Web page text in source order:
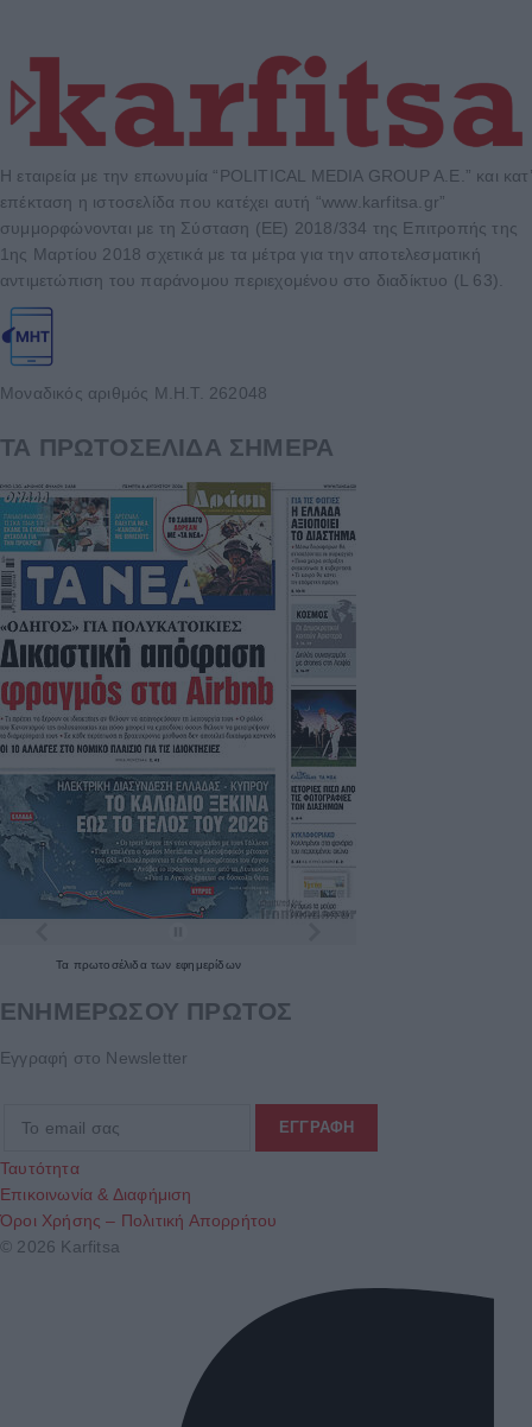
Η εταιρεία με την επωνυμία “POLITICAL MEDIA GROUP A.E.” και κατ’
επέκταση η ιστοσελίδα που κατέχει αυτή “www.karfitsa.gr”
συμμορφώνονται με τη Σύσταση (ΕΕ) 2018/334 της Επιτροπής της
1ης Μαρτίου 2018 σχετικά με τα μέτρα για την αποτελεσματική
αντιμετώπιση του παράνομου περιεχομένου στο διαδίκτυο (L 63).
Μοναδικός αριθμός Μ.Η.Τ. 262048
ΤΑ ΠΡΩΤΟΣΕΛΙΔΑ ΣΗΜΕΡΑ
Τα πρωτοσέλιδατων εφημερίδων
ΕΝΗΜΕΡΩΣΟΥ ΠΡΩΤΟΣ
Εγγραφή στο Newsletter
Ταυτότητα
Επικοινωνία & Διαφήμιση
Όροι Χρήσης – Πολιτική Απορρήτου
© 2026 Karfitsa